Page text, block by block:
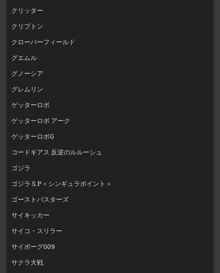
クリッター
クリプトン
クローバーフィールド
グエムル
グノーシア
グレムリン
ゲッターロボ
ゲッターロボ アーク
ゲッターロボG
コードギアス 反逆のルルーシュ
ゴジラ
ゴジラ S.P＜シンギュラポイント＞
ゴーストバスターズ
サイキッカー
サイコ・スリラー
サイボーグ009
サクラ大戦